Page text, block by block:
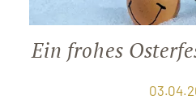
Ein frohes